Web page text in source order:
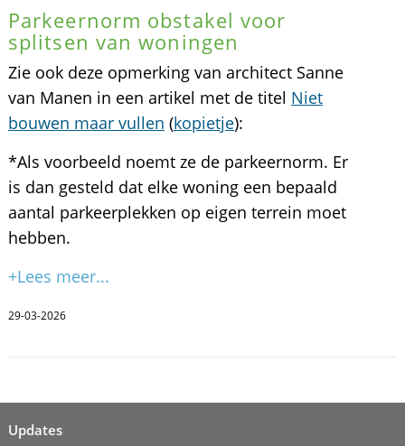
Parkeernorm obstakel voor
splitsen van woningen
Zie ook deze opmerking van architect Sanne
van Manen in een artikel met de titel Niet
bouwen maar vullen (kopietje):
*Als voorbeeld noemt ze de parkeernorm. Er
is dan gesteld dat elke woning een bepaald
aantal parkeerplekken op eigen terrein moet
hebben.
+Lees meer...
29-03-2026
Updates